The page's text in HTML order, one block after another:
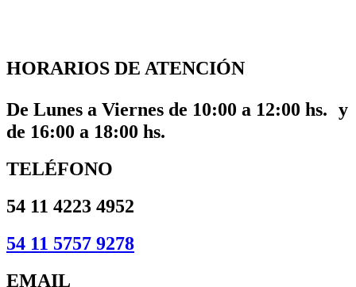
HORARIOS DE ATENCIÓN
De Lunes a Viernes de 10:00 a 12:00 hs. y
de 16:00 a 18:00 hs.
TELÉFONO
54 11 4223 4952
54 11 5757 9278
EMAIL